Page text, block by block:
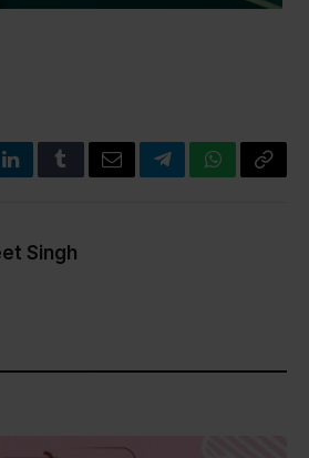
LinkedInTumblrEmailTelegramWhatsApp
Copy
Singh